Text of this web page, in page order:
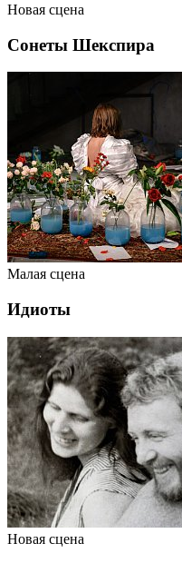
Новая сцена
Сонеты Шекспира
Малая сцена
Идиоты
Новая сцена